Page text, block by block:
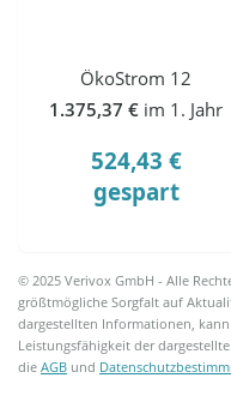
ÖkoStrom 12
1.375,37 € im 1. Jahr
524,43 €
gespart
© 2025 Verivox GmbH - Alle
größtmögliche Sorgfalt auf
dargestellten Informationen,
Leistungsfähigkeit der
dieAGB und